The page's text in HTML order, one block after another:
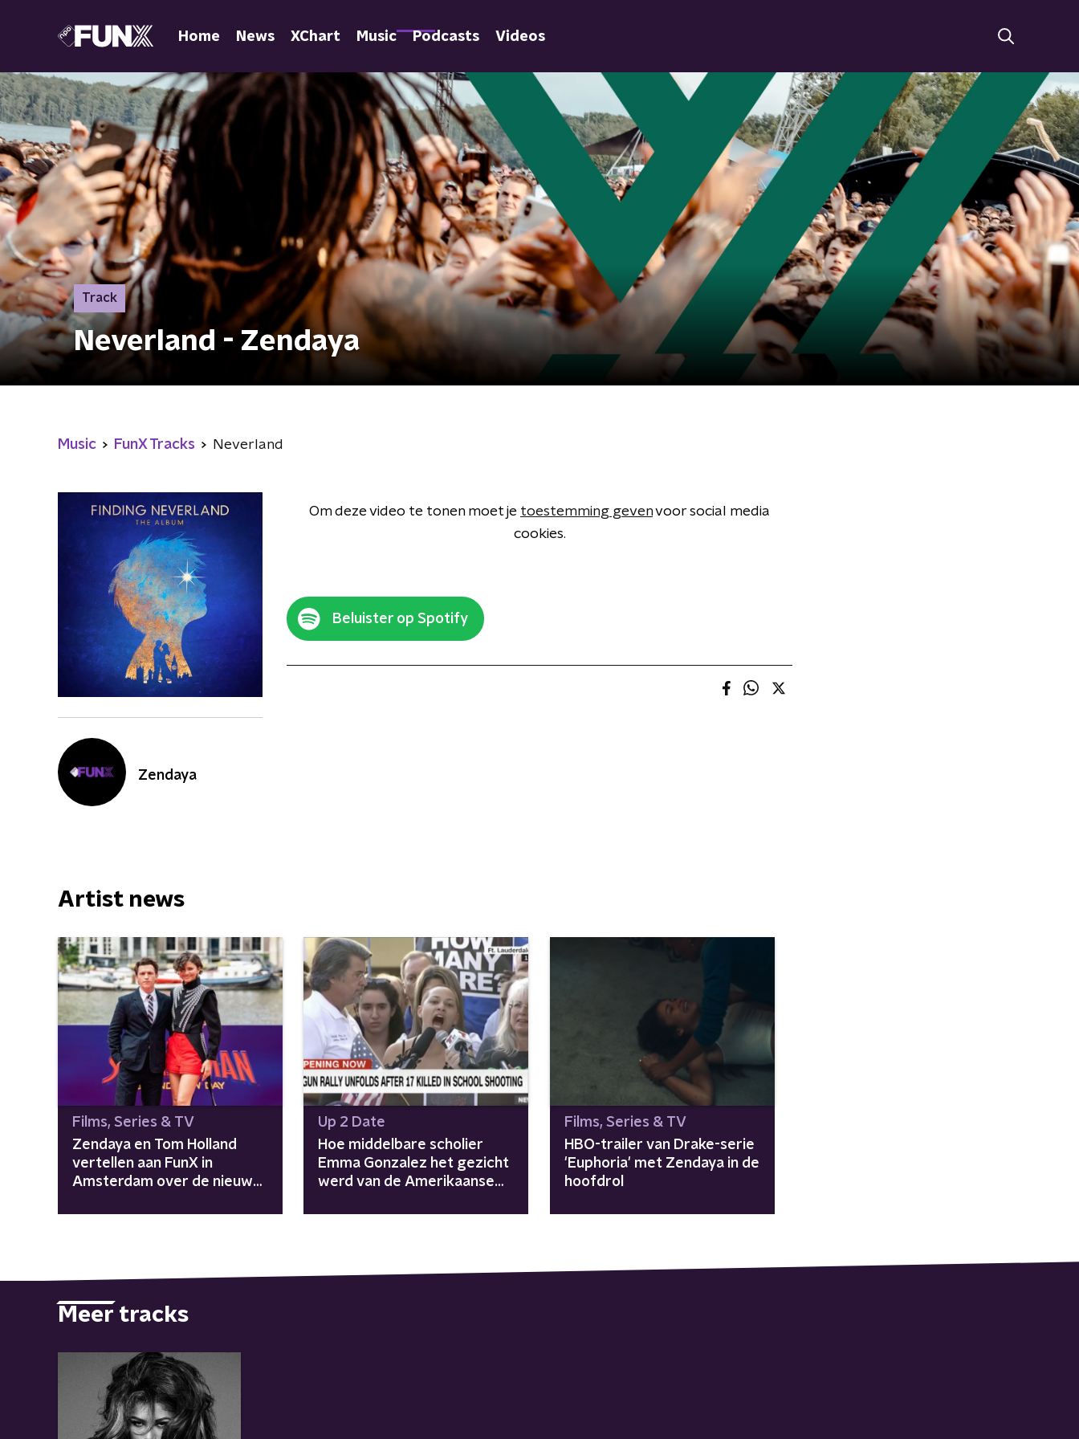
Home News XChart Music Podcasts Videos
Track
Neverland - Zendaya
Music FunX Tracks Neverland
Zendaya
Om deze video te tonen moet je toestemming gevenvoor social media
cookies.
Beluister op Spotify
Artist news
Films, Series & TV
Zendaya en Tom Holland
vertellen aan FunX in
Amsterdam over de nieuwe
Up 2 Date
Hoe middelbare scholier
Emma Gonzalez het gezicht
werd van de Amerikaanse
Films, Series & TV
HBO-trailer van Drake-serie
'Euphoria' met Zendaya in de
hoofdrol
Meer tracks